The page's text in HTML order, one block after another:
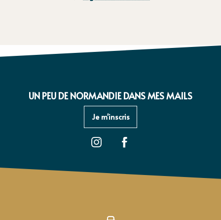
UN PEU DE NORMANDIE DANS MES MAILS
Je m'inscris